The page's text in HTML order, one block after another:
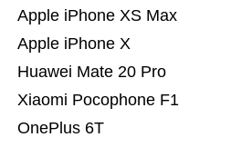
OnePlus 6T
Xiaomi Pocophone F1
Huawei Mate 20 Pro
Apple iPhone X
Apple iPhone XS Max